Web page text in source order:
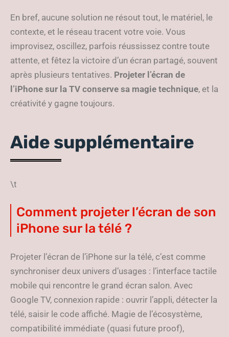
En bref, aucune solution ne résout tout, le matériel, le
contexte, et le réseau tracent votre voie. Vous
improvisez, oscillez, parfois réussissez contre toute
attente, et fêtez la victoire d’un écran partagé, souvent
après plusieurs tentatives. Projeter l’écran de
l’iPhone sur la TV conserve sa magie technique, et la
créativité y gagne toujours.
Aide supplémentaire
\t
Comment projeter l’écran de son
iPhone sur la télé ?
Projeter l’écran de l’iPhone sur la télé, c’est comme
synchroniser deux univers d’usages : l’interface tactile
mobile qui rencontre le grand écran salon. Avec
Google TV, connexion rapide : ouvrir l’appli, détecter la
télé, saisir le code affiché. Magie de l’écosystème,
compatibilité immédiate (quasi future proof),